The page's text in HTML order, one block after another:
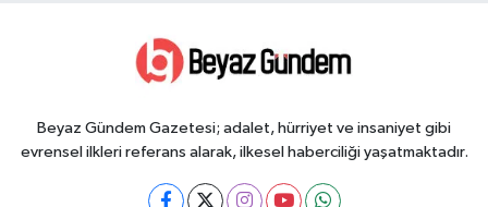
Beyaz Gündem Gazetesi; adalet, hürriyet ve insaniyet gibi
evrensel ilkleri referans alarak, ilkesel haberciliği yaşatmaktadır.